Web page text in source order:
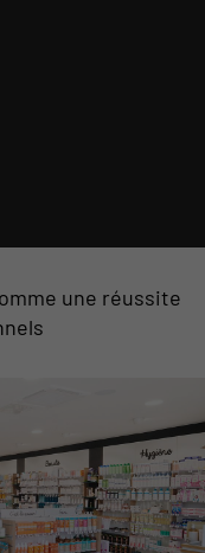
une réussite